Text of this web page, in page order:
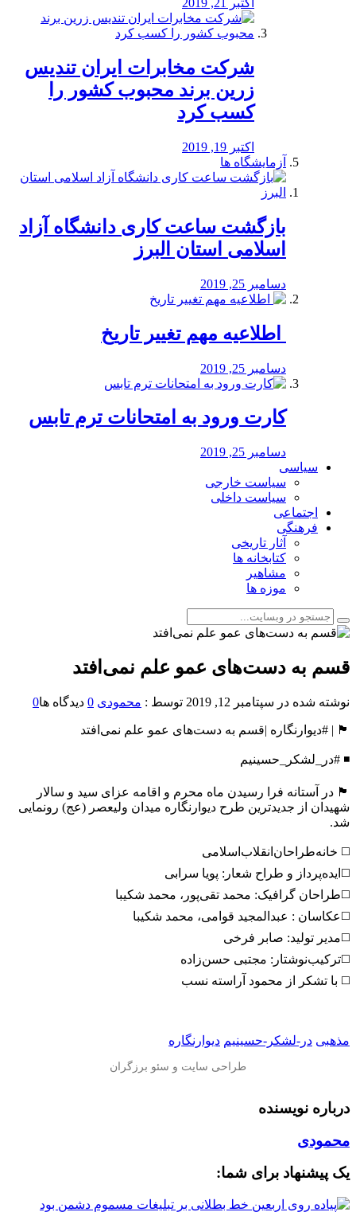
اکتبر 21, 2019
شرکت مخابرات ایران تندیس
زرین برند محبوب کشور را
کسب کرد
اکتبر 19, 2019
آزمایشگاه ها
بازگشت ساعت کاری دانشگاه آزاد
اسلامی استان البرز
دسامبر 25, 2019
️ اطلاعیه مهم تغییر تاریخ
دسامبر 25, 2019
کارت ورود به امتحانات ترم تابس
دسامبر 25, 2019
سیاسی
سیاست خارجی
سیاست داخلی
اجتماعی
فرهنگی
آثار تاریخی
کتابخانه ها
مشاهیر
موزه ها
قسم به دست‌های عمو علم نمی‌افتد
نوشته شده در سپتامبر 12, 2019 توسط : محمودی 0 دیدگاه ها0
🏴 | #دیوارنگاره |قسم به دست‌های عمو علم نمی‌افتد
◾️ #در_لشکر_حسینیم
🏴 در آستانه فرا رسیدن ماه محرم و اقامه عزای سید و سالار
شهیدان از جدیدترین طرح دیوارنگاره میدان ولیعصر (عج) رونمایی
شد.
‌◻️⁩ خانه‌طراحان‌انقلاب‌اسلامی
◻️عکاسان : عبدالمجید قوامی، محمد شکیبا
◻️ترکیب‌نوشتار: مجتبی حسن‌زاده
مذهبی در-لشکر-حسینیم دیوارنگاره
درباره نویسنده
محمودی
یک پیشنهاد برای شما: